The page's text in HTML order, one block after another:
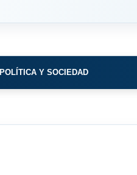
POLÍTICA Y SOCIEDAD